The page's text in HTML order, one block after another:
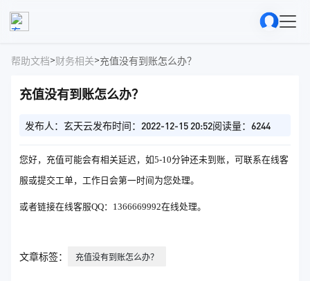
帮助文档>财务相关>充值没有到账怎么办？
充值没有到账怎么办？
发布人：玄天云发布时间：2022-12-15 20:52阅读量：6244
您好，充值可能会有相关延迟，如5-10分钟还未到账，可联系在线客
服或提交工单，工作日会第一时间为您处理。
或者链接在线客服QQ：1366669992在线处理。
文章标签： 充值没有到账怎么办？